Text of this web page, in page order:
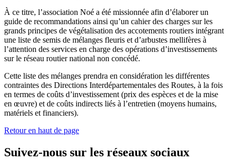
À ce titre, l’association Noé a été missionnée afin d’élaborer un
guide de recommandations ainsi qu’un cahier des charges sur les
grands principes de végétalisation des accotements routiers intégrant
une liste de semis de mélanges fleuris et d’arbustes mellifères à
l’attention des services en charge des opérations d’investissements
sur le réseau routier national non concédé.
Cette liste des mélanges prendra en considération les différentes
contraintes des Directions Interdépartementales des Routes, à la fois
en termes de coûts d’investissement (prix des espèces et de la mise
en œuvre) et de coûts indirects liés à l’entretien (moyens humains,
matériels et financiers).
Retour en haut de page
Suivez-nous sur les réseaux sociaux